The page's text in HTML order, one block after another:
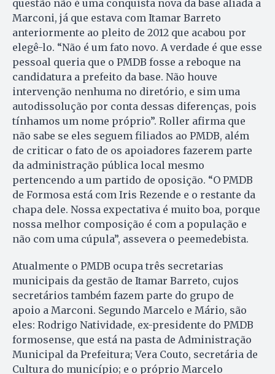
questão não é uma conquista nova da base aliada a
Marconi, já que estava com Itamar Barreto
anteriormente ao pleito de 2012 que acabou por
elegê-lo. “Não é um fato novo. A verdade é que esse
pessoal queria que o PMDB fosse a reboque na
candidatura a prefeito da base. Não houve
intervenção nenhuma no diretório, e sim uma
autodissolução por conta dessas diferenças, pois
tínhamos um nome próprio”. Roller afirma que
não sabe se eles seguem filiados ao PMDB, além
de criticar o fato de os apoiadores fazerem parte
da administração pública local mesmo
pertencendo a um partido de oposição. “O PMDB
de Formosa está com Iris Rezende e o restante da
chapa dele. Nossa expectativa é muito boa, porque
nossa melhor composição é com a população e
não com uma cúpula”, assevera o peemedebista.
Atualmente o PMDB ocupa três secretarias
municipais da gestão de Itamar Barreto, cujos
secretários também fazem parte do grupo de
apoio a Marconi. Segundo Marcelo e Mário, são
eles: Rodrigo Natividade, ex-presidente do PMDB
formosense, que está na pasta de Administração
Municipal da Prefeitura; Vera Couto, secretária de
Cultura do município; e o próprio Marcelo